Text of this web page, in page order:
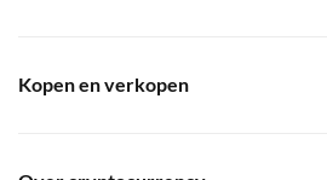
Kopen en verkopen